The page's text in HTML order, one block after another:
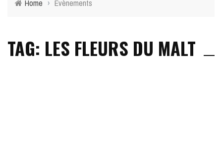
Home › Évènements
TAG: LES FLEURS DU MALT